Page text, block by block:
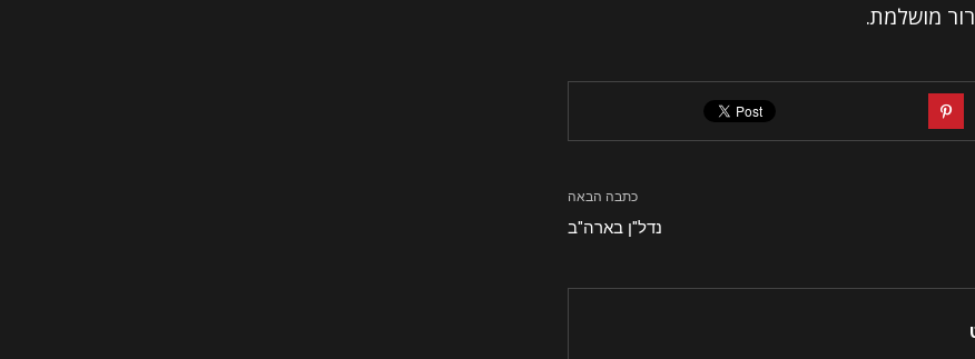
מושלמת.
כתבה הבאה
נדל"ן בארה"ב